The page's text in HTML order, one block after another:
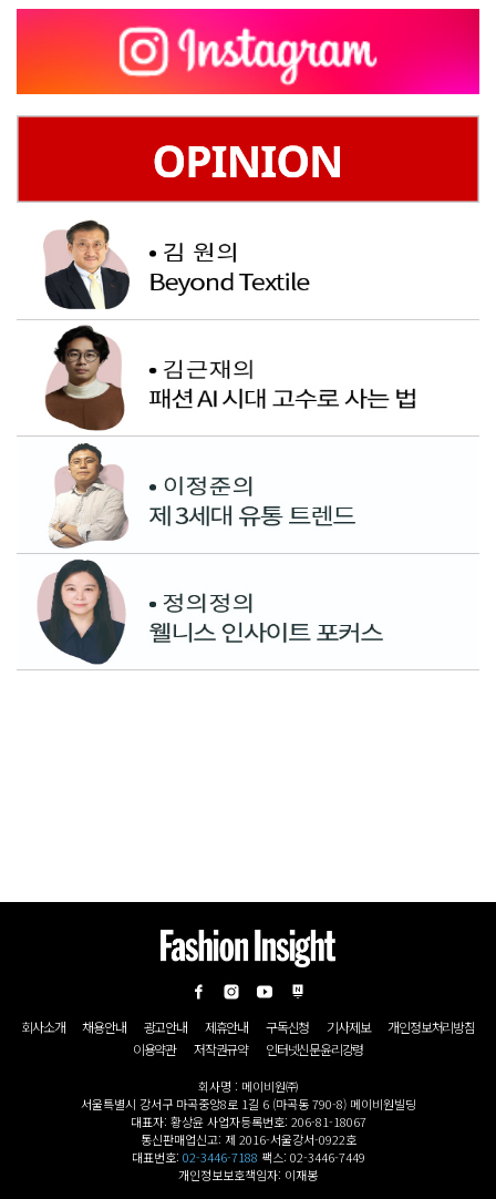
회사소개 채용안내 광고안내 제휴안내 구독신청 기사제보
개인정보처리방침
이용약관
저작권규약 인터넷신문윤리강령
회사명 : 메이비원㈜
서울특별시 강서구 마곡중앙8로 1길 6 (마곡동 790-8) 메이비원빌딩
대표자: 황상윤 사업자등록번호: 206-81-18067
통신판매업신고: 제 2016-서울강서-0922호
대표번호: 02-3446-7188 팩스: 02-3446-7449
개인정보보호책임자: 이재봉